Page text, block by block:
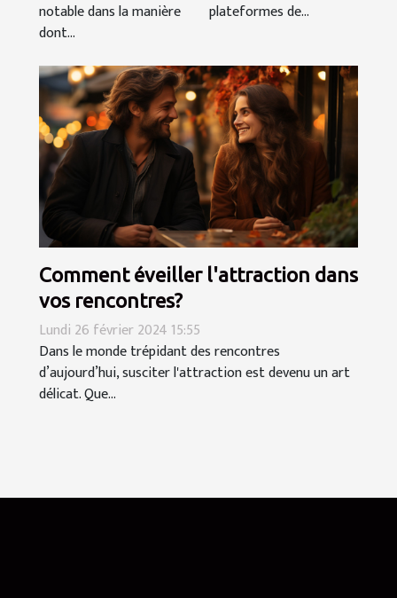
notable dans la manière
dont...
plateformes de...
Comment éveiller l'attraction dans
vos rencontres?
Lundi 26 février 2024 15:55
Dans le monde trépidant des rencontres
d’aujourd’hui, susciter l'attraction est devenu un art
délicat. Que...